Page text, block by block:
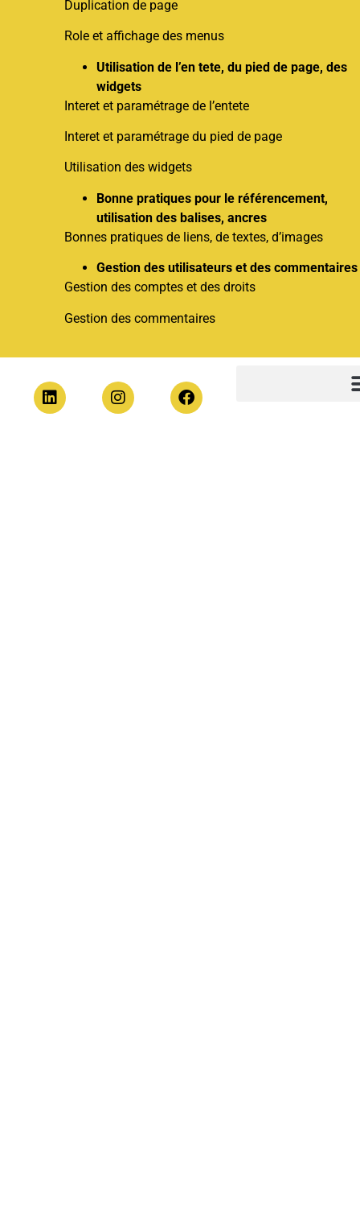
Duplication de page
Role et affichage des menus
Utilisation de l’en tete, du pied de page, des
widgets
Interet et paramétrage de l’entete
Interet et paramétrage du pied de page
Utilisation des widgets
Bonne pratiques pour le référencement,
utilisation des balises, ancres
Bonnes pratiques de liens, de textes, d’images
Gestion des utilisateurs et des commentaires
Gestion des comptes et des droits
Gestion des commentaires